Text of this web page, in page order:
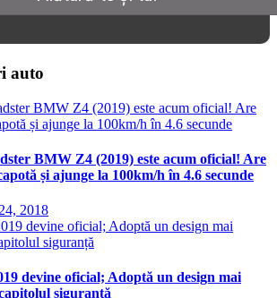
auto
BMW Z4 (2019) este acum oficial! Are
și ajunge la 100km/h în 4.6 secunde
2018
devine oficial; Adoptă un design mai
siguranță